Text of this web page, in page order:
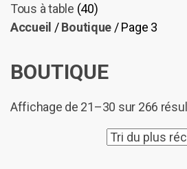
Tous à table (40)
Accueil /Boutique / Page 3
BOUTIQUE
Affichage de 21–30 sur 266